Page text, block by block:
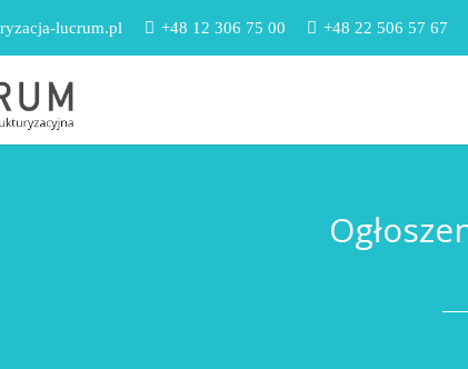
lucrum.pl +48 12 306 75 00 +48 22 506 57 67